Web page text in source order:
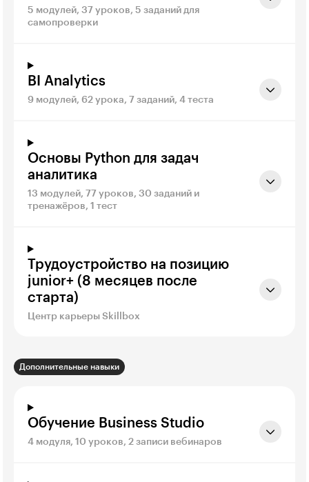
5 модулей, 37 уроков, 5 заданий для
самопроверки
BI Analytics
9 модулей, 62 урока, 7 заданий, 4 теста
Основы Python для задач
аналитика
13 модулей, 77 уроков, 30 заданий и
тренажёров, 1 тест
Трудоустройство на позицию
junior+ (8 месяцев после
старта)
Центр карьеры Skillbox
Дополнительные навыки
Обучение Business Studio
4 модуля, 10 уроков, 2 записи вебинаров